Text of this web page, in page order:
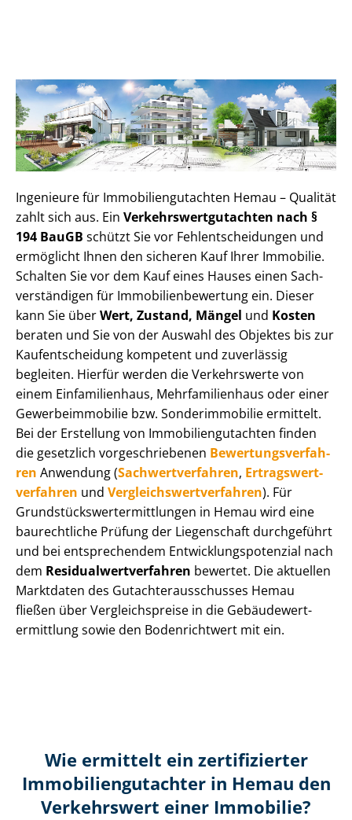
Ingenieure für Im­mo­bi­li­en­gut­ach­ten Hemau – Qualität
zahlt sich aus. Ein Ver­kehrs­wert­gut­ach­ten nach §
194 BauGB schützt Sie vor Fehl­ent­schei­dun­gen und
ermöglicht Ihnen den sicheren Kauf Ihrer Immobilie.
Schalten Sie vor dem Kauf eines Hauses einen Sach­
ver­stän­di­gen für Im­mo­bi­li­en­be­wer­tung ein. Dieser
kann Sie überWert, Zustand, Mängel und Kosten
beraten und Sie von der Auswahl des Objektes bis zur
Kauf­ent­schei­dung kompetent und zuverlässig
begleiten. Hierfür werden die Verkehrswerte von
einem Einfamilienhaus, Mehr­fa­mi­li­en­haus oder einer
Ge­wer­be­im­mo­bi­lie bzw. Sonderimmobilie ermittelt.
Bei der Erstellung von Im­mo­bi­li­en­gut­ach­ten finden
die gesetzlich vor­ge­schrie­be­nen Be­wer­tungs­ver­fah­
ren Anwendung (Sach­wert­ver­fah­ren, Er­trags­wert­
ver­fah­ren und Ver­gleichs­wert­ver­fah­ren). Für
Grund­stücks­wert­ermitt­lun­gen in Hemau wird eine
baurechtliche Prüfung der Liegenschaft durchgeführt
und bei entsprechendem Ent­wick­lungs­po­ten­zi­al nach
dem Re­si­du­al­wert­ver­fah­ren bewertet. Die aktuellen
Marktdaten des Gut­ach­ter­aus­schus­ses Hemau
fließen über Ver­gleichs­prei­se in die Ge­bäu­de­wert­
ermitt­lung sowie den Bodenrichtwert mit ein.
Wie ermittelt ein zertifizierter
Immobilien­gutachter in Hemau den
Verkehrswert einer Immobilie?